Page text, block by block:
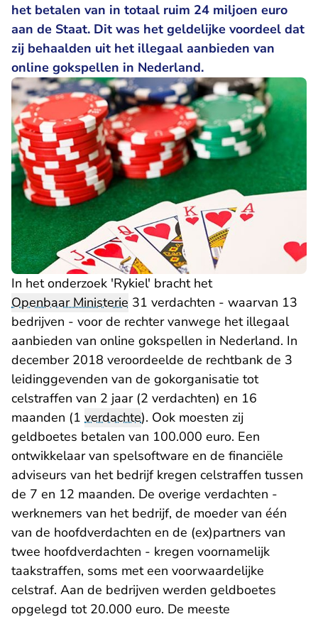
het betalen van in totaal ruim 24 miljoen euro
aan de Staat. Dit was het geldelijke voordeel dat
zij behaalden uit het illegaal aanbieden van
online gokspellen in Nederland.
In het onderzoek 'Rykiel' bracht het
Openbaar Ministerie 31 verdachten - waarvan 13
bedrijven - voor de rechter vanwege het illegaal
aanbieden van online gokspellen in Nederland. In
december 2018 veroordeelde de rechtbank de 3
leidinggevenden van de gokorganisatie tot
celstraffen van 2 jaar (2 verdachten) en 16
maanden (1 verdachte). Ook moesten zij
geldboetes betalen van 100.000 euro. Een
ontwikkelaar van spelsoftware en de financiële
adviseurs van het bedrijf kregen celstraffen tussen
de 7 en 12 maanden. De overige verdachten -
werknemers van het bedrijf, de moeder van één
van de hoofdverdachten en de (ex)partners van
twee hoofdverdachten - kregen voornamelijk
taakstraffen, soms met een voorwaardelijke
celstraf. Aan de bedrijven werden geldboetes
opgelegd tot 20.000 euro. De meeste